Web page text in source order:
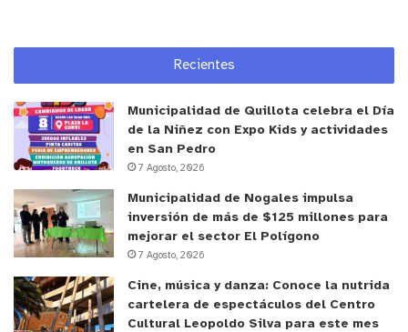
Recientes
Municipalidad de Quillota celebra el Día
de la Niñez con Expo Kids y actividades
en San Pedro
7 Agosto, 2026
Municipalidad de Nogales impulsa
inversión de más de $125 millones para
mejorar el sector El Polígono
7 Agosto, 2026
Cine, música y danza: Conoce la nutrida
cartelera de espectáculos del Centro
Cultural Leopoldo Silva para este mes